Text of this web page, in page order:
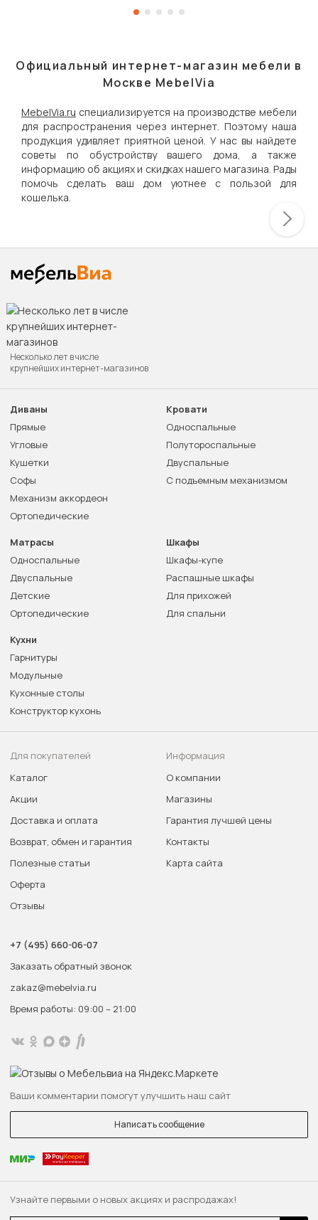
Официальный интернет-магазин мебели в
Москве MebelVia
MebelVia.ru специализируется на производстве мебели
для распространения через интернет. Поэтому наша
продукция удивляет приятной ценой. У нас вы найдете
советы по обустройству вашего дома, а также
информацию об акциях и скидках нашего магазина. Рады
помочь сделать ваш дом уютнее с пользой для
кошелька.
Узнайте первыми о новых акциях и распродажах!
Несколько лет в числе
крупнейших интернет-магазинов
Диваны
Прямые
Угловые
Кушетки
Софы
Механизм аккордеон
Ортопедические
Кровати
Односпальные
Полутороспальные
Двуспальные
С подъемным механизмом
Матрасы
Односпальные
Двуспальные
Детские
Ортопедические
Шкафы
Шкафы-купе
Распашные шкафы
Для прихожей
Для спальни
Кухни
Гарнитуры
Модульные
Кухонные столы
Конструктор кухонь
Для покупателей
Каталог
Акции
Доставка и оплата
Возврат, обмен и гарантия
Полезные статьи
Оферта
Отзывы
Информация
О компании
Магазины
Гарантия лучшей цены
Контакты
Карта сайта
+7 (495) 660-06-07
Заказать обратный звонок
zakaz@mebelvia.ru
Время работы: 09:00 – 21:00
Ваши комментарии помогут улучшить наш сайт
Написать сообщение